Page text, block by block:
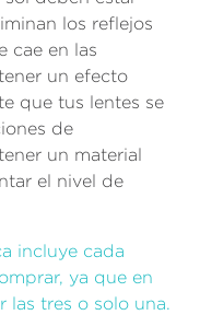
los reflejos
cae en las
un efecto
que tus lentes se
de
un material
el nivel de
incluye cada
ya que en
las tres o solo una.